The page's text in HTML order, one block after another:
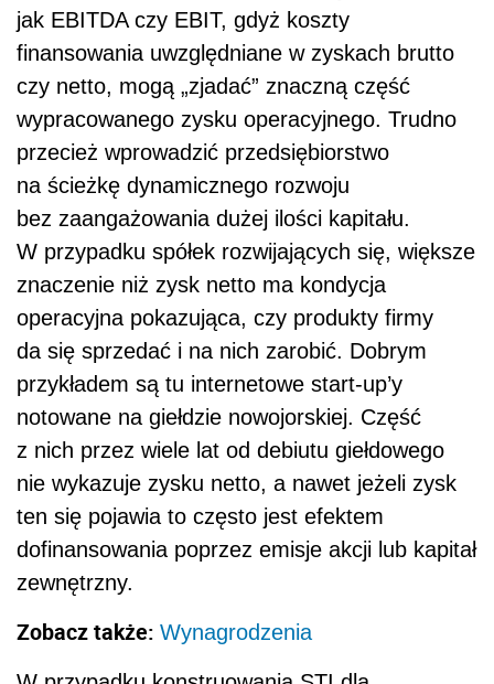
jak EBITDA czy EBIT, gdyż koszty
finansowania uwzględniane w zyskach brutto
czy netto, mogą „zjadać” znaczną część
wypracowanego zysku operacyjnego. Trudno
przecież wprowadzić przedsiębiorstwo
na ścieżkę dynamicznego rozwoju
bez zaangażowania dużej ilości kapitału.
W przypadku spółek rozwijających się, większe
znaczenie niż zysk netto ma kondycja
operacyjna pokazująca, czy produkty firmy
da się sprzedać i na nich zarobić. Dobrym
przykładem są tu internetowe start-up’y
notowane na giełdzie nowojorskiej. Część
z nich przez wiele lat od debiutu giełdowego
nie wykazuje zysku netto, a nawet jeżeli zysk
ten się pojawia to często jest efektem
dofinansowania poprzez emisje akcji lub kapitał
zewnętrzny.
Zobacz także: Wynagrodzenia